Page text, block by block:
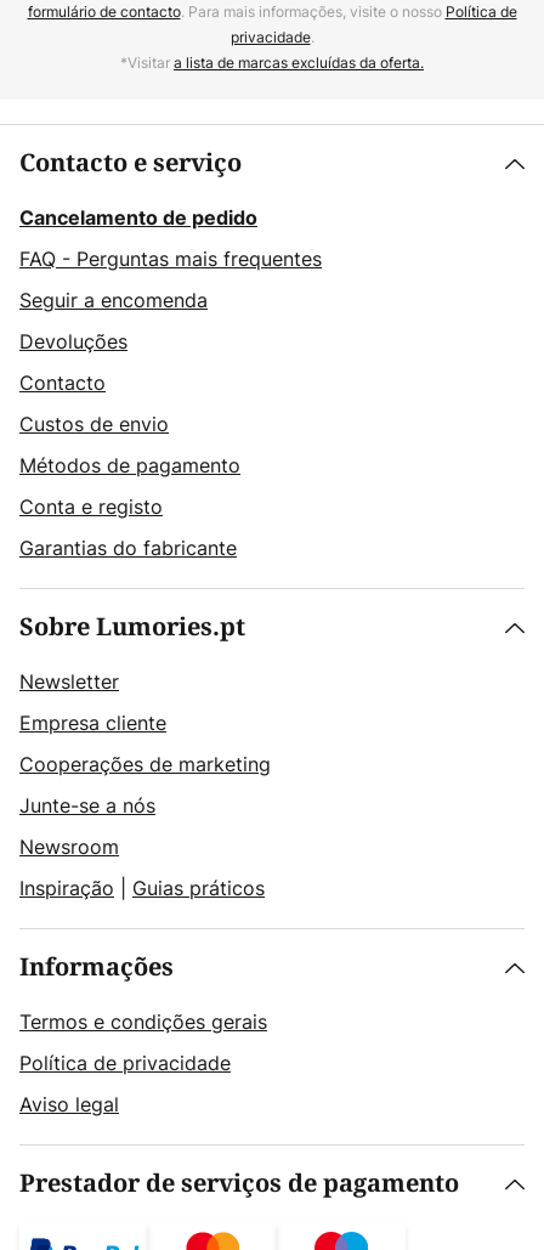
formulário de contacto. Para mais informações, visite o nosso Política de
privacidade.
*Visitara lista de marcas excluídas da oferta.
Contacto e serviço
Cancelamento de pedido
FAQ - Perguntas mais frequentes
Seguir a encomenda
Devoluções
Contacto
Custos de envio
Métodos de pagamento
Conta e registo
Garantias do fabricante
Sobre Lumories.pt
Newsletter
Empresa cliente
Cooperações de marketing
Junte-se a nós
Newsroom
Inspiração
Guias práticos
Informações
Termos e condições gerais
Política de privacidade
Aviso legal
Prestador de serviços de pagamento